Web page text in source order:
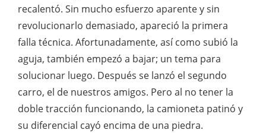
recalentó. Sin mucho esfuerzo aparente y sin
revolucionarlo demasiado, apareció la primera
falla técnica. Afortunadamente, así como subió la
aguja, también empezó a bajar; un tema para
solucionar luego. Después se lanzó el segundo
carro, el de nuestros amigos. Pero al no tener la
doble tracción funcionando, la camioneta patinó y
su diferencial cayó encima de una piedra.